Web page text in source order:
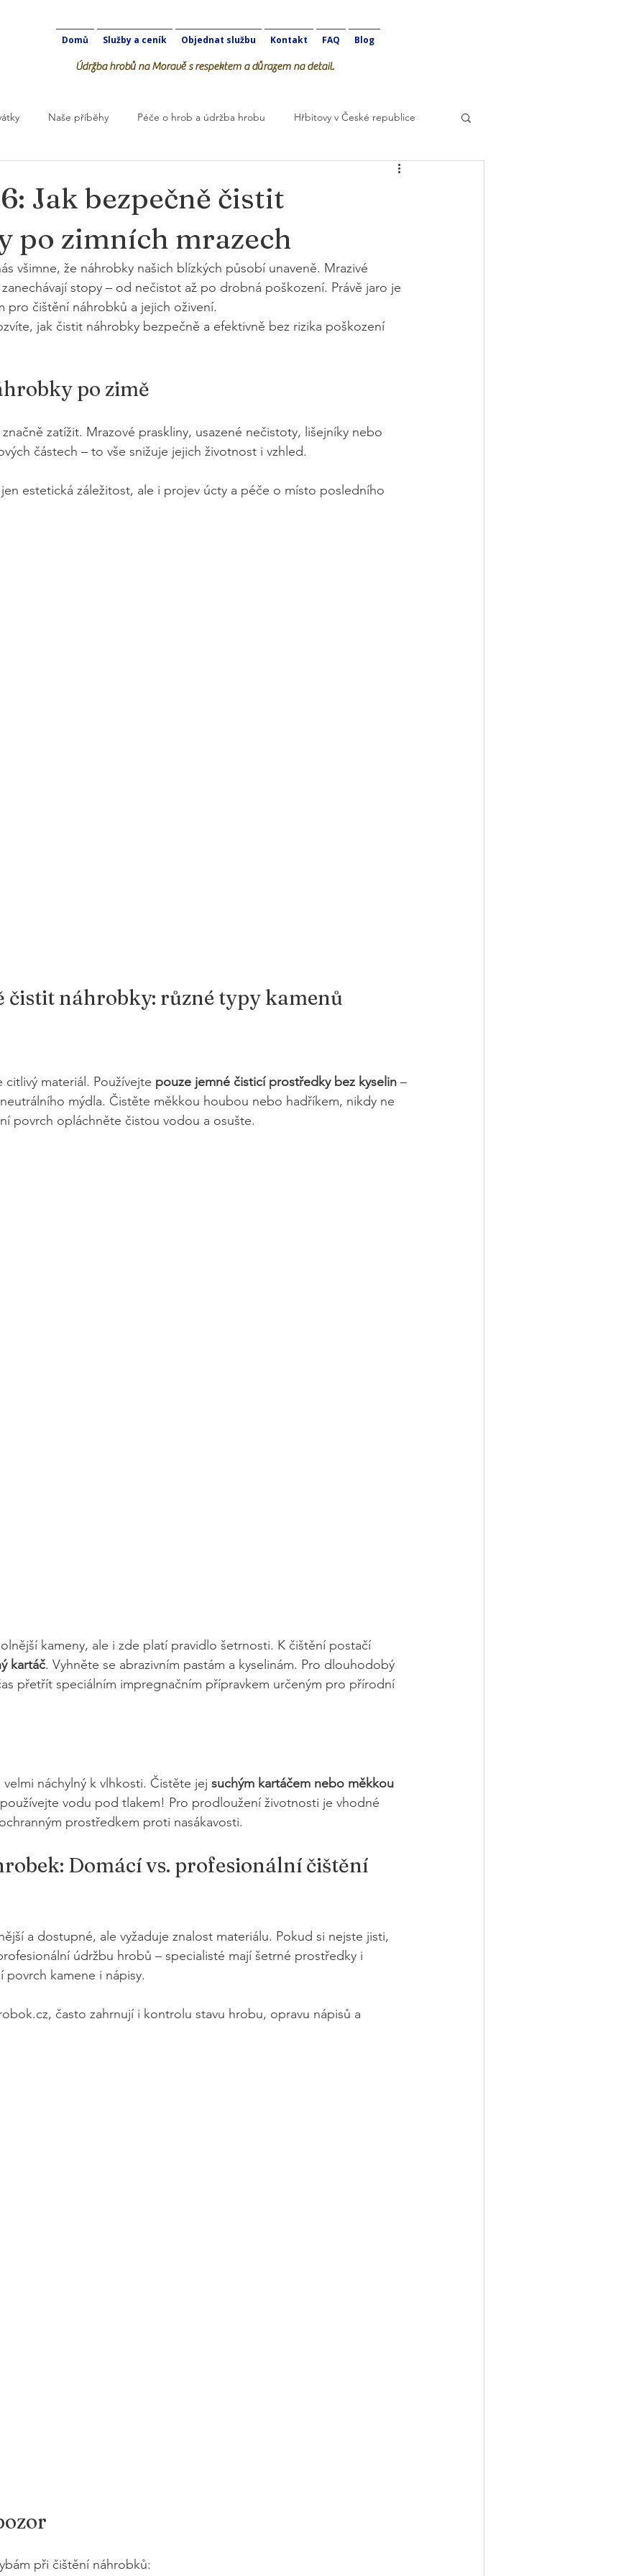
Domů Služby a ceník Objednat službu Kontakt FAQ Blog
Údržba hrobů na Moravě s respektem a důrazem na detail.
Naše příběhy Péče o hrob a údržba hrobu Hřbitovy v České republice
Jak bezpečně čistit
po zimních mrazech
všimne, že náhrobky našich blízkých působí unaveně. Mrazivé
stopy – od nečistot až po drobná poškození. Právě jaro je
pro čištění náhrobků a jejich oživení.
jak čistit náhrobky bezpečně a efektivně bez rizika poškození
po zimě
zatížit. Mrazové praskliny, usazené nečistoty, lišejníky nebo
částech – to vše snižuje jejich životnost i vzhled.
estetická záležitost, ale i projev úcty a péče o místo posledního
čistit náhrobky: různé typy kamenů
citlivý materiál. Používejte pouze jemné čisticí prostředky bez kyselin –
mýdla. Čistěte měkkou houbou nebo hadříkem, nikdy ne
povrch opláchněte čistou vodou a osušte.
kameny, ale i zde platí pravidlo šetrnosti. K čištění postačí
kartáč. Vyhněte se abrazivním pastám a kyselinám. Pro dlouhodobý
přetřít speciálním impregnačním přípravkem určeným pro přírodní
náchylný k vlhkosti. Čistěte jej suchým kartáčem nebo měkkou
vodu pod tlakem! Pro prodloužení životnosti je vhodné
prostředkem proti nasákavosti.
Domácí vs. profesionální čištění
a dostupné, ale vyžaduje znalost materiálu. Pokud si nejste jisti,
údržbu hrobů – specialisté mají šetrné prostředky i
povrch kamene i nápisy.
, často zahrnují i kontrolu stavu hrobu, opravu nápisů a
při čištění náhrobků: